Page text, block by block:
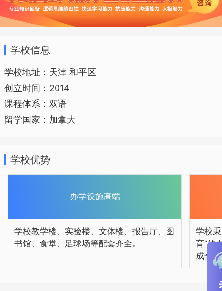
个，枫叶立足让每一个学生得到健康快
乐、和谐发展。枫叶初中开设国家九年义
务教育大纲规定的全部课程，打造高效课
创新能力，突出英语优势，初中毕业英语
词汇量要达到8000个，落实“三好”习惯养
成教育，为学生进入枫叶高中加拿大BC教
知识准备。
学校信息
学校地址：天津 和平区
创立时间：2014
课程体系：双语
留学国家：加拿大
学校优势
办学设施高端
学校教学楼、实验楼、文体楼、报告厅、图
书馆、食堂、足球场等配套齐全。
学校
育”的
成全”